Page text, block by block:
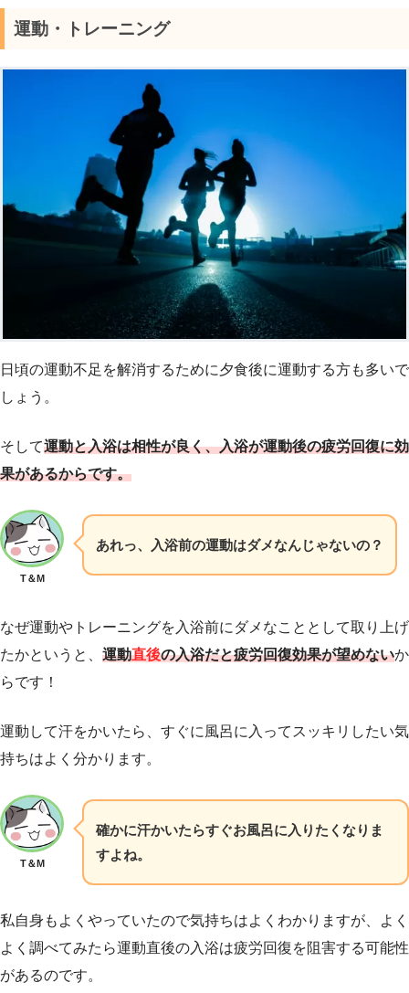
運動・トレーニング
日頃の運動不足を解消するために夕食後に運動する方も多いで
しょう。
そして運動と入浴は相性が良く、入浴が運動後の疲労回復に効
果があるからです。
T＆M
あれっ、入浴前の運動はダメなんじゃないの？
なぜ運動やトレーニングを入浴前にダメなこととして取り上げ
たかというと、 運動直後の入浴だと疲労回復効果が望めないか
らです！
運動して汗をかいたら、すぐに風呂に入ってスッキリしたい気
持ちはよく分かります。
T＆M
確かに汗かいたらすぐお風呂に入りたくなりま
すよね。
私自身もよくやっていたので気持ちはよくわかりますが、よく
よく調べてみたら運動直後の入浴は疲労回復を阻害する可能性
があるのです。